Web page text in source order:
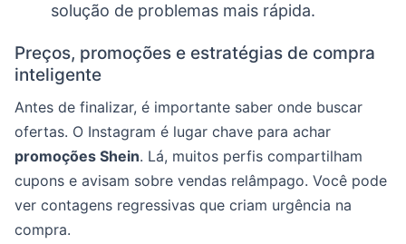
solução de problemas mais rápida.
Preços, promoções e estratégias de compra
inteligente
Antes de finalizar, é importante saber onde buscar
ofertas. O Instagram é lugar chave para achar
promoções Shein. Lá, muitos perfis compartilham
cupons e avisam sobre vendas relâmpago. Você pode
ver contagens regressivas que criam urgência na
compra.